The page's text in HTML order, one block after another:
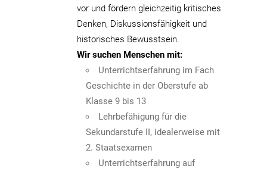
vor und fördern gleichzeitig kritisches
Denken, Diskussionsfähigkeit und
historisches Bewusstsein.
Wir suchen Menschen mit:
Unterrichtserfahrung im Fach
Geschichte in der Oberstufe ab
Klasse 9 bis 13
Lehrbefähigung für die
Sekundarstufe II, idealerweise mit
2. Staatsexamen
Unterrichtserfahrung auf